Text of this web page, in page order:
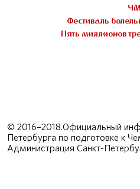
Фестиваль
Пять миллионов
© 2016–2018.Официальный
Петербурга по подготовке к
Администрация Санкт-